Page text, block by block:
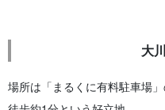
大
場所は「まるくに有料駐車場